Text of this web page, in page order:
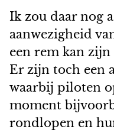
Ik zou daar nog
aanwezigheid
een rem kan
Er zijn toch een
waarbij piloten
moment
rondlopen en